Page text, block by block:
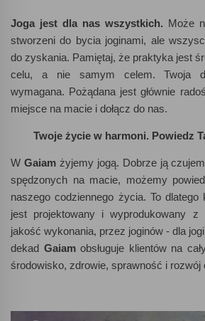
Joga jest dla nas wszystkich. Może
stworzeni do bycia joginami, ale
do zyskania. Pamiętaj, że praktyka jest
celu, a nie samym celem. Twoja
wymagana. Pożądana jest głównie
miejsce na macie i dołącz do nas.
Twoje życie w harmoni. Powiedz
W Gaiamżyjemy jogą. Dobrze ją
spędzonych na macie, możemy
naszego codziennego życia. To dlatego
jest projektowany i wyprodukowany
jakość wykonania, przez joginów - dla
dekad Gaiamobsługuje klientów na
środowisko, zdrowie, sprawność i rozwój